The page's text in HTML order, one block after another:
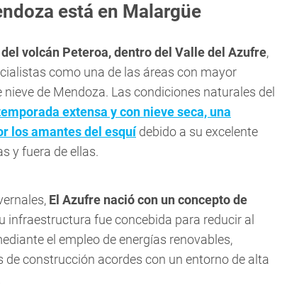
está en Malargüe
volcán Peteroa, dentro del Valle del Azufre,
como una de las áreas con mayor
de Mendoza. Las condiciones naturales del
extensa y con nieve seca, una
los amantes del esquídebido a su excelente
y fuera de ellas.
El Azufre nació con un concepto de
infraestructura fue concebida para reducir al
el empleo de energías renovables,
construcción acordes con un entorno de alta